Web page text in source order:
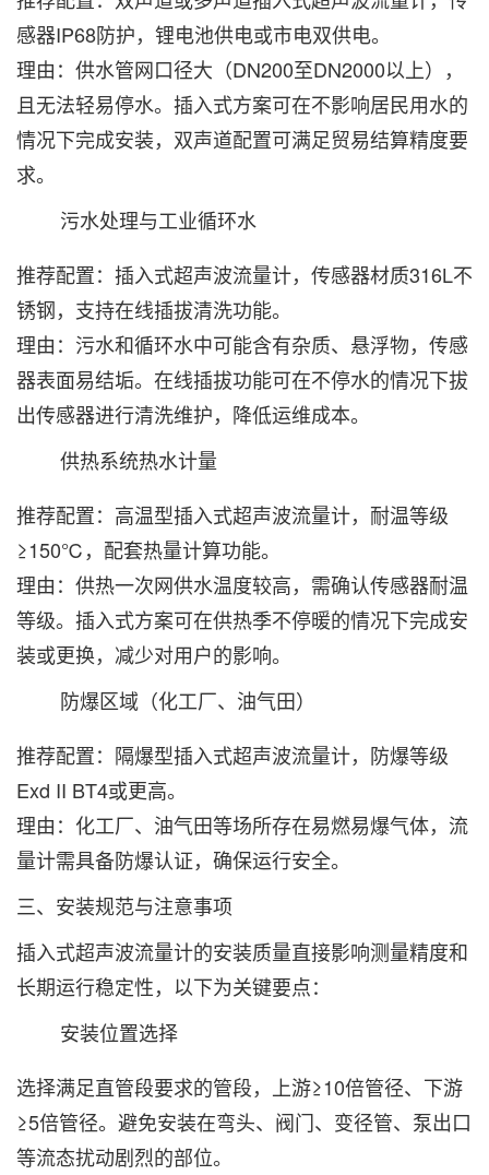
感器IP68防护，锂电池供电或市电双供电。
理由：供水管网口径大（DN200至DN2000以上），
且无法轻易停水。插入式方案可在不影响居民用水的
情况下完成安装，双声道配置可满足贸易结算精度要
求。
污水处理与工业循环水‌
推荐配置：插入式超声波流量计，传感器材质316L不
锈钢，支持在线插拔清洗功能。
理由：污水和循环水中可能含有杂质、悬浮物，传感
器表面易结垢。在线插拔功能可在不停水的情况下拔
出传感器进行清洗维护，降低运维成本。
供热系统热水计量‌
推荐配置：高温型插入式超声波流量计，耐温等级
≥150℃，配套热量计算功能。
理由：供热一次网供水温度较高，需确认传感器耐温
等级。插入式方案可在供热季不停暖的情况下完成安
装或更换，减少对用户的影响。
防爆区域（化工厂、油气田）‌
推荐配置：隔爆型插入式超声波流量计，防爆等级
Exd II BT4或更高。
理由：化工厂、油气田等场所存在易燃易爆气体，流
量计需具备防爆认证，确保运行安全。
三、安装规范与注意事项
插入式超声波流量计的安装质量直接影响测量精度和
长期运行稳定性，以下为关键要点：
安装位置选择‌
选择满足直管段要求的管段，上游≥10倍管径、下游
≥5倍管径。避免安装在弯头、阀门、变径管、泵出口
等流态扰动剧烈的部位。